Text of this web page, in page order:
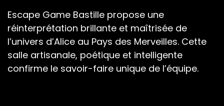
Escape Game Bastille propose une
réinterprétation brillante et maîtrisée de
l’univers d’Alice au Pays des Merveilles. Cette
salle artisanale, poétique et intelligente
confirme le savoir-faire unique de l’équipe.